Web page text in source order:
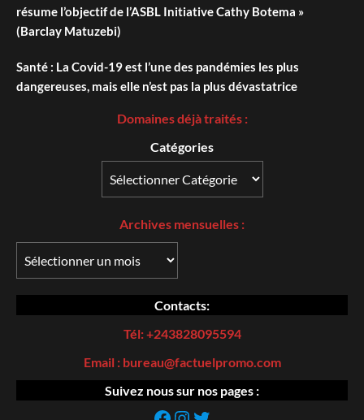
résume l’objectif de l’ASBL Initiative Cathy Botema »
(Barclay Matuzebi)
Santé : La Covid-19 est l’une des pandémies les plus
dangereuses, mais elle n’est pas la plus dévastatrice
Domaines déjà traités :
Catégories
Archives mensuelles :
Contacts:
Tél: +243828095594
Email : bureau@factuelpromo.com
Suivez nous sur nos pages :